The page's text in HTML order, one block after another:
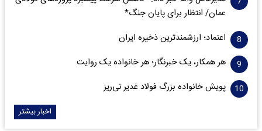
عمان/ انتظار برای پایان جنگ*
اعتماد؛ ارزشمندترین ذخیره ایران
هر همکار، یک خبرنگار؛ هر خانواده یک روایت
پویش خانواده بزرگ فولاد غدیر نی‌ریز
اخبار بیشتر